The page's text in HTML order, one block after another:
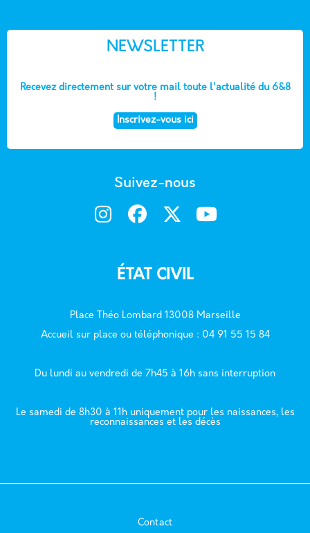
NEWSLETTER
Recevez directement sur votre mail toute l'actualité du 6&8
!
Inscrivez-vous ici
Suivez-nous
ÉTAT CIVIL
Place Théo Lombard 13008 Marseille
Accueil sur place ou téléphonique : 04 91 55 15 84
Du lundi au vendredi de 7h45 à 16h sans interruption
Le samedi de 8h30 à 11h uniquement pour les naissances, les
reconnaissances et les décès
Contact